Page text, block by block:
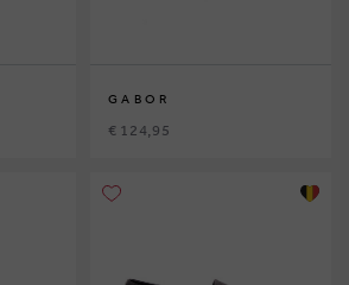
GABOR
€ 124,95